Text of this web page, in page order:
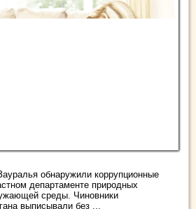
обнаружили коррупционные
департаменте природных
среды. Чиновники
выписывали без ...